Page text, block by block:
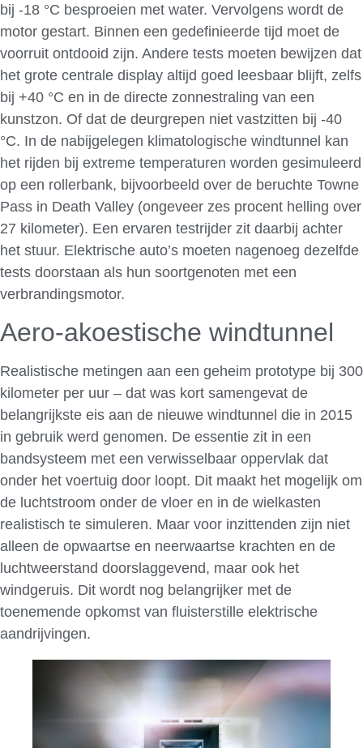
bij -18 °C besproeien met water. Vervolgens wordt de
motor gestart. Binnen een gedefinieerde tijd moet de
voorruit ontdooid zijn. Andere tests moeten bewijzen dat
het grote centrale display altijd goed leesbaar blijft, zelfs
bij +40 °C en in de directe zonnestraling van een
kunstzon. Of dat de deurgrepen niet vastzitten bij -40
°C. In de nabijgelegen klimatologische windtunnel kan
het rijden bij extreme temperaturen worden gesimuleerd
op een rollerbank, bijvoorbeeld over de beruchte Towne
Pass in Death Valley (ongeveer zes procent helling over
27 kilometer). Een ervaren testrijder zit daarbij achter
het stuur. Elektrische auto’s moeten nagenoeg dezelfde
tests doorstaan als hun soortgenoten met een
verbrandingsmotor.
Aero-akoestische windtunnel
Realistische metingen aan een geheim prototype bij 300
kilometer per uur – dat was kort samengevat de
belangrijkste eis aan de nieuwe windtunnel die in 2015
in gebruik werd genomen. De essentie zit in een
bandsysteem met een verwisselbaar oppervlak dat
onder het voertuig door loopt. Dit maakt het mogelijk om
de luchtstroom onder de vloer en in de wielkasten
realistisch te simuleren. Maar voor inzittenden zijn niet
alleen de opwaartse en neerwaartse krachten en de
luchtweerstand doorslaggevend, maar ook het
windgeruis. Dit wordt nog belangrijker met de
toenemende opkomst van fluisterstille elektrische
aandrijvingen.